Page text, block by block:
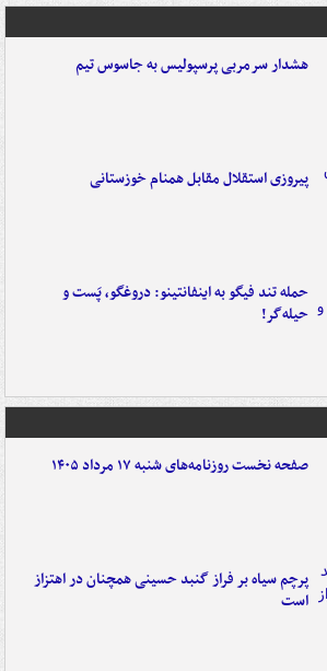
هشدار سرمربی پرسپولیس به جاسوس تیم
پیروزی استقلال مقابل همنام خوزستانی
حمله تند فیگو به اینفانتینو: دروغگو، پَست‌ و
حیله‌گر!
صفحه نخست روزنامه‌های شنبه ۱۷ مرداد ۱۴۰۵
پرچم سیاه بر فراز گنبد حسینی همچنان در اهتزاز
است